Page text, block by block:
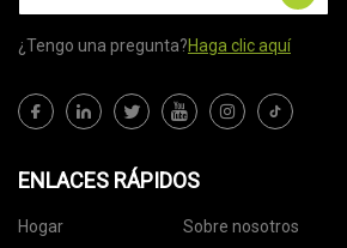
¿Tengo una pregunta?Haga clic aquí
ENLACES RÁPIDOS
Hogar Sobre nosotros